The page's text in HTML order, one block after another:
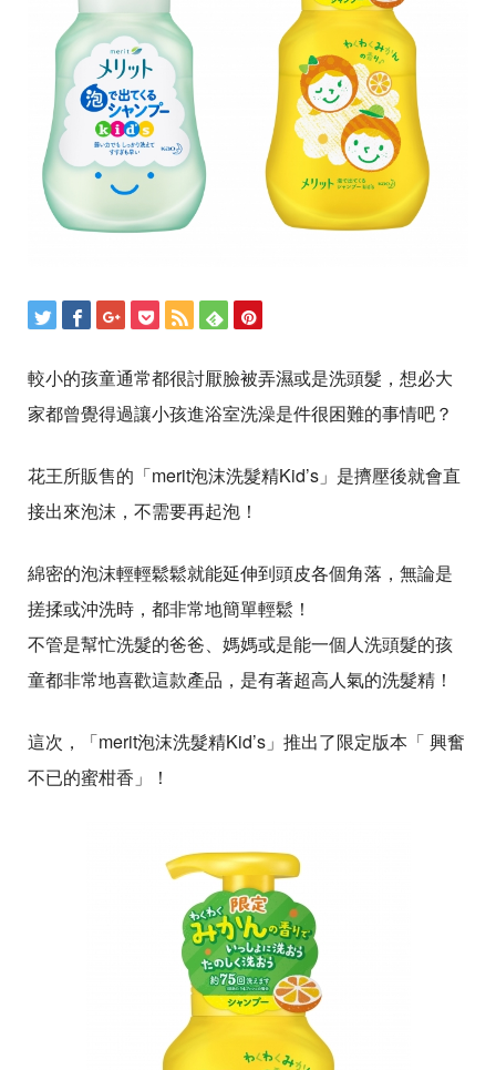
較小的孩童通常都很討厭臉被弄濕或是洗頭髮，想必大
家都曾覺得過讓小孩進浴室洗澡是件很困難的事情吧？
花王所販售的「merit泡沫洗髮精Kid’s」是擠壓後就會直
接出來泡沫，不需要再起泡！
綿密的泡沫輕輕鬆鬆就能延伸到頭皮各個角落，無論是
搓揉或沖洗時，都非常地簡單輕鬆！
不管是幫忙洗髮的爸爸、媽媽或是能一個人洗頭髮的孩
童都非常地喜歡這款產品，是有著超高人氣的洗髮精！
這次，「merit泡沫洗髮精Kid’s」推出了限定版本「 興奮
不已的蜜柑香」！